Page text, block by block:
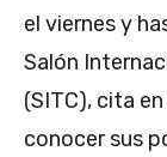
el viernes y
Salón
(SITC), cita
conocer sus